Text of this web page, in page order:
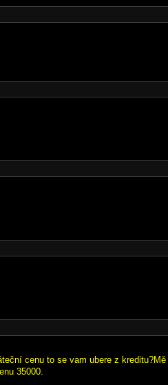
cenu to se vam ubere z
35000.